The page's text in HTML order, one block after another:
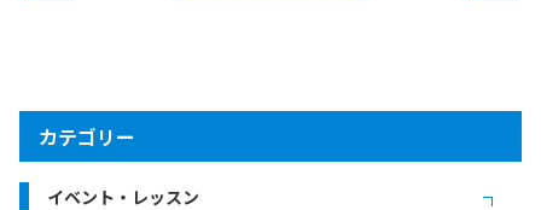
カテゴリー
イベント・レッスン